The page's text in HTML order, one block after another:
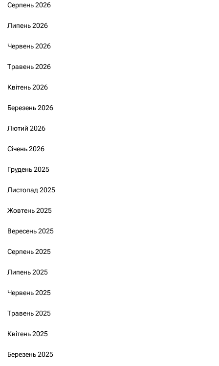
Серпень 2026
Липень 2026
Червень 2026
Травень 2026
Квітень 2026
Березень 2026
Лютий 2026
Січень 2026
Грудень 2025
Листопад 2025
Жовтень 2025
Вересень 2025
Серпень 2025
Липень 2025
Червень 2025
Травень 2025
Квітень 2025
Березень 2025